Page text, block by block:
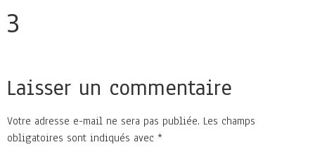
3
Laisser un commentaire
Votre adresse e-mail ne sera pas publiée. Les champs
obligatoires sont indiqués avec *